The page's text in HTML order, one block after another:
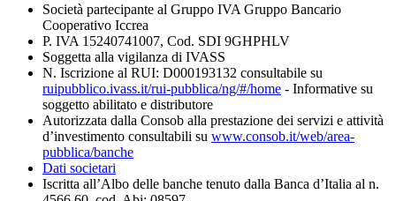
Società partecipante al Gruppo IVA Gruppo Bancario
Cooperativo Iccrea
P. IVA 15240741007, Cod. SDI 9GHPHLV
Soggetta alla vigilanza di IVASS
N. Iscrizione al RUI: D000193132 consultabile su
ruipubblico.ivass.it/rui-pubblica/ng/#/home - Informative su
soggetto abilitato e distributore
Autorizzata dalla Consob alla prestazione dei servizi e attività
d’investimento consultabili su www.consob.it/web/area-
pubblica/banche
Dati societari
Iscritta all’Albo delle banche tenuto dalla Banca d’Italia al n.